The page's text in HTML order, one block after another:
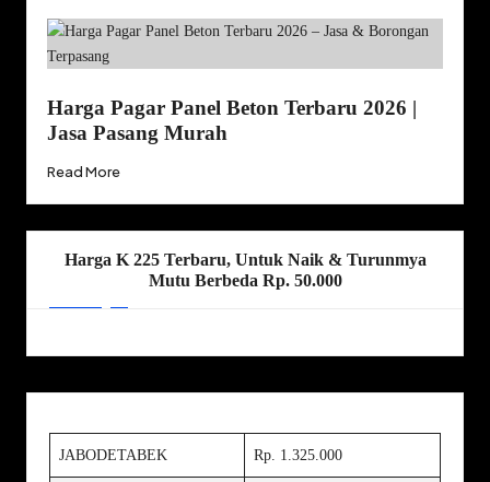
Harga Pagar Panel Beton Terbaru 2026 |
Jasa Pasang Murah
Read More
Harga K 225 Terbaru, Untuk Naik & Turunmya
Mutu Berbeda Rp. 50.000
JABODETABEK Rp. 1.325.000